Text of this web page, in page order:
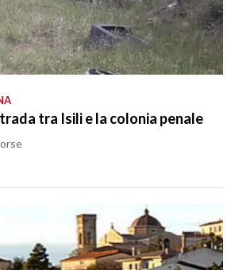
tra Isili e la colonia penale